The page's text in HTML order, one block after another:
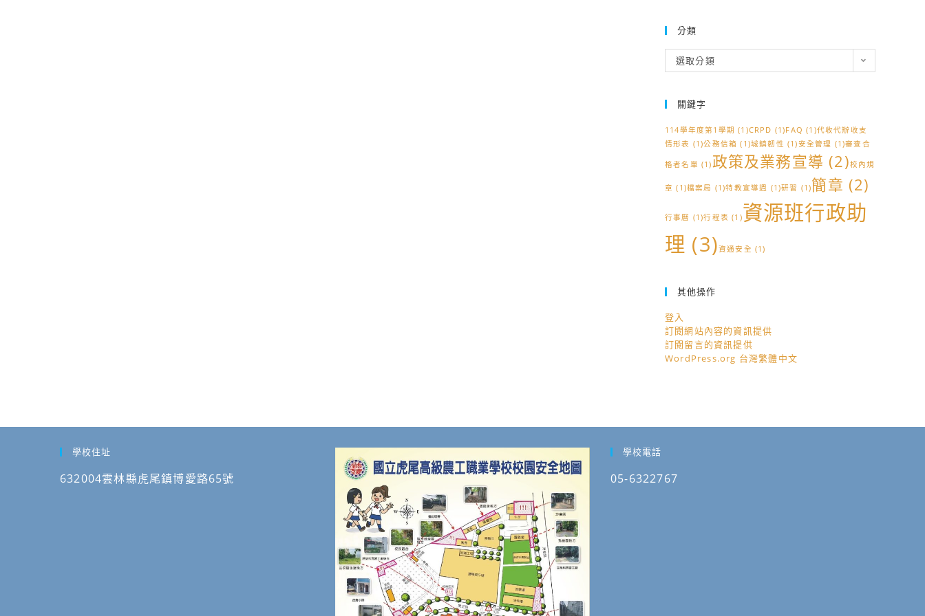
分類
類
選取分類
關鍵字
114學年度第1學期 (1)CRPD (1)FAQ (1)代收代辦收支
情形表 (1)公務信箱 (1)城鎮韌性 (1)安全管理 (1)審查合
格者名單 (1)政策及業務宣導 (2)校內規
章 (1)檔案局 (1)特教宣導週 (1)研習 (1)簡章 (2)
行事曆 (1)行程表 (1)資源班行政助
理 (3)資通安全 (1)
其他操作
登入
訂閱網站內容的資訊提供
訂閱留言的資訊提供
WordPress.org 台灣繁體中文
學校住址
632004雲林縣虎尾鎮博愛路65號
學校電話
05-6322767